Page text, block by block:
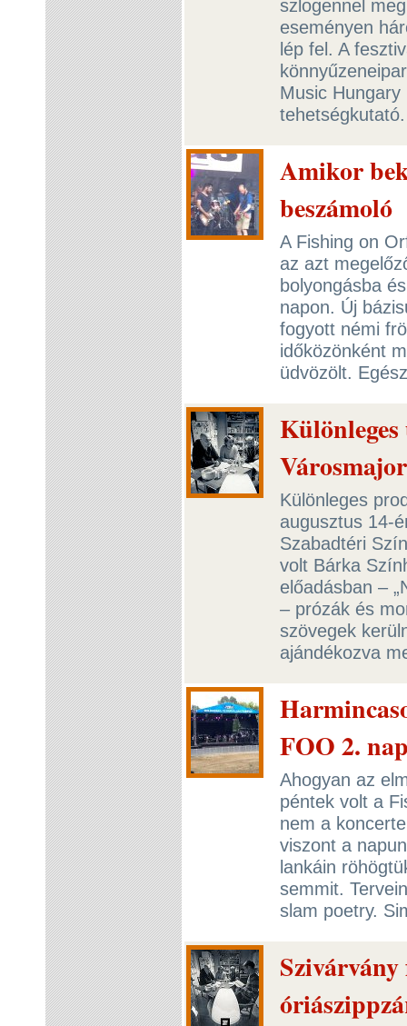
szlogennel
eseményen
lép fel. A
Music
Amikor
beszámoló
A Fishing on
az azt
bolyongásba
napon. Új
fogyott némi
időközönként
üdvözölt.
Különleges
augusztus 14-
Szabadtéri
volt Bárka
előadásban –
– prózák és
szövegek
ajándékozva
FOO 2.
Ahogyan az
péntek volt a
nem a
viszont a
lankáin
semmit.
slam poetry.